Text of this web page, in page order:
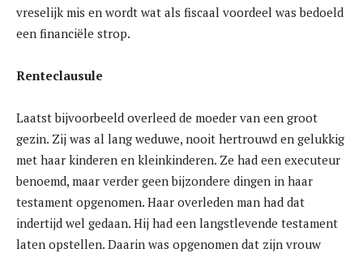
vreselijk mis en wordt wat als fiscaal voordeel was bedoeld
een financiële strop.
Renteclausule
Laatst bijvoorbeeld overleed de moeder van een groot
gezin. Zij was al lang weduwe, nooit hertrouwd en gelukkig
met haar kinderen en kleinkinderen. Ze had een executeur
benoemd, maar verder geen bijzondere dingen in haar
testament opgenomen. Haar overleden man had dat
indertijd wel gedaan. Hij had een langstlevende testament
laten opstellen. Daarin was opgenomen dat zijn vrouw